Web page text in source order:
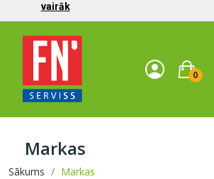
vairāk
0
Markas
Sākums Markas